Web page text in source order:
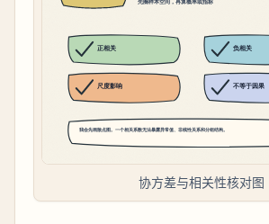
协方差与相关性核对图